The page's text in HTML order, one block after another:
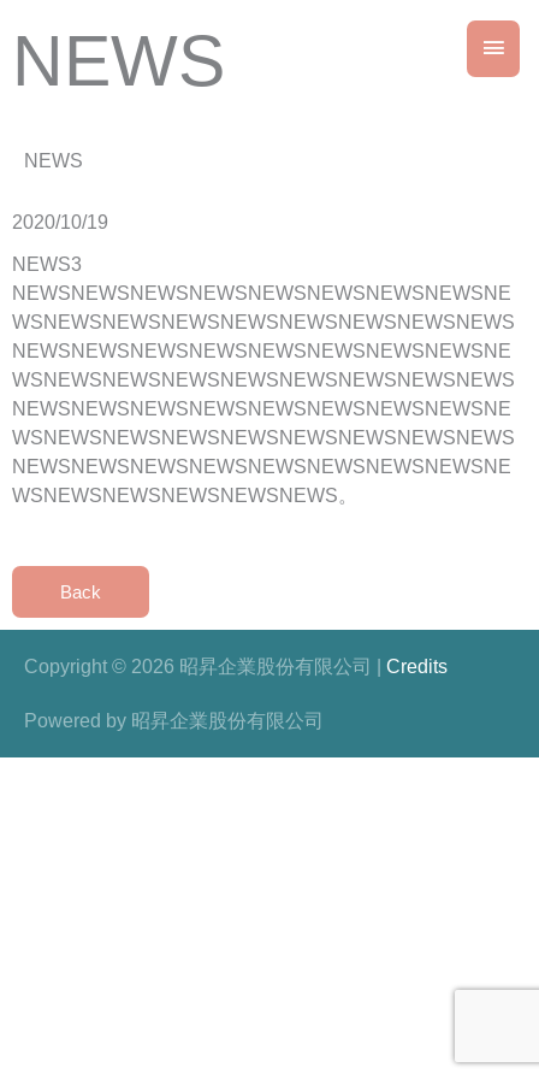
content
Main
NEWS
NEWS
2020/10/19
NEWS3
NEWSNEWSNEWSNEWSNEWSNEWSNEWSNEWSNE
WSNEWSNEWSNEWSNEWSNEWSNEWSNEWSNEWS
NEWSNEWSNEWSNEWSNEWSNEWSNEWSNEWSNE
WSNEWSNEWSNEWSNEWSNEWSNEWSNEWSNEWS
NEWSNEWSNEWSNEWSNEWSNEWSNEWSNEWSNE
WSNEWSNEWSNEWSNEWSNEWSNEWSNEWSNEWS
NEWSNEWSNEWSNEWSNEWSNEWSNEWSNEWSNE
WSNEWSNEWSNEWSNEWSNEWS。
Back
Copyright © 2026 昭昇企業股份有限公司 Credits
Powered by 昭昇企業股份有限公司